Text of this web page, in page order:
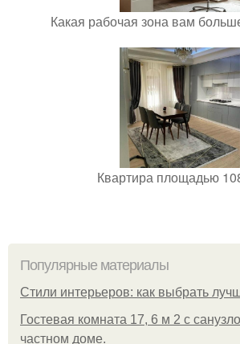
Какая рабочая зона вам
Квартира площадью
Популярные материалы
Стили интерьеров: как выбрать
Гостевая комната 17, 6 м 2 с
частном доме.